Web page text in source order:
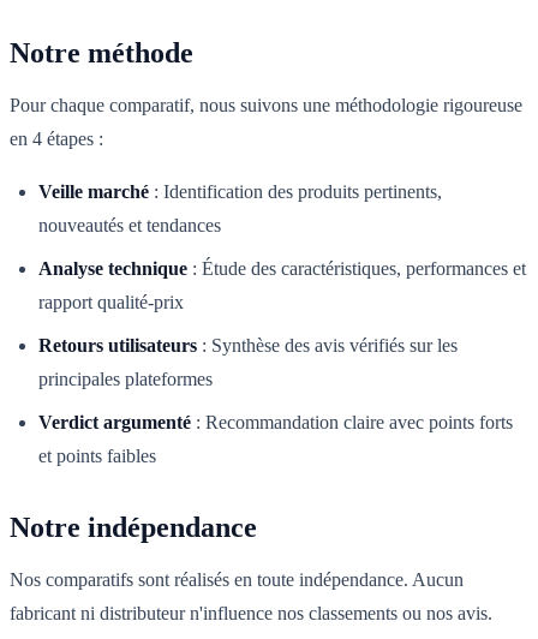
Notre méthode
Pour chaque comparatif, nous suivons une méthodologie rigoureuse
en 4 étapes :
Veille marché : Identification des produits pertinents,
nouveautés et tendances
Analyse technique : Étude des caractéristiques, performances et
rapport qualité-prix
Retours utilisateurs : Synthèse des avis vérifiés sur les
principales plateformes
Verdict argumenté : Recommandation claire avec points forts
et points faibles
Notre indépendance
Nos comparatifs sont réalisés en toute indépendance. Aucun
fabricant ni distributeur n'influence nos classements ou nos avis.